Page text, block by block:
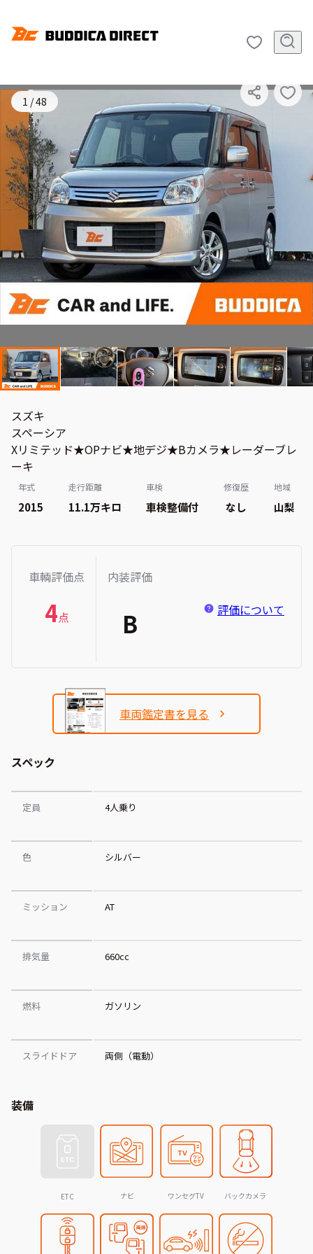
1 /48
スズキ
スペーシア
Xリミテッド★OPナビ★地デジ★Bカメラ★レーダーブレ
ーキ
年式
2015
走行距離
11.1万キロ
車検
車検整備付
修復歴
なし
地域
山梨
車輌評価点
4点
内装評価
B 評価について
車両鑑定書を見る
スペック
定員 4人乗り
色 シルバー
ミッション AT
排気量 660cc
燃料 ガソリン
スライドドア 両側（電動）
装備
ETC ナビ ワンセグTV バックカメラ